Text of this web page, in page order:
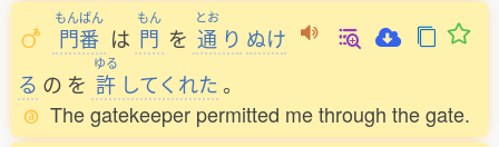
もんばん
門番 は
もん
門 を
とお
通 り ぬけ
る の を
ゆる
許 してくれた。
The gatekeeper permitted me through the gate.